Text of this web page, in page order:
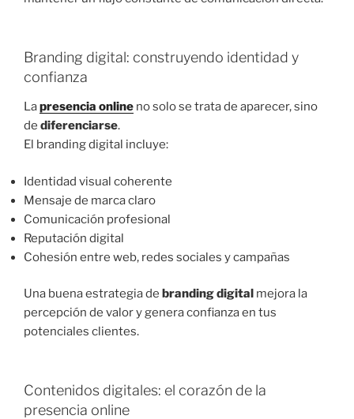
Branding digital: construyendo identidad y
confianza
Lapresencia online no solo se trata de aparecer, sino
de diferenciarse.
El branding digital incluye:
Identidad visual coherente
Mensaje de marca claro
Comunicación profesional
Reputación digital
Cohesión entre web, redes sociales y campañas
Una buena estrategia de branding digital mejora la
percepción de valor y genera confianza en tus
potenciales clientes.
Contenidos digitales: el corazón de la
presencia online